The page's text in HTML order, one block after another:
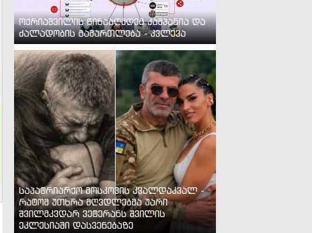
ოქრიაშვილის წინააღმდეგ კამპანია და
ძალადობის გამართლება - კვლევა
საპატრიარქო მოსკოვის კვალდაკვალ -
რატომ უთხრა მღვდლებმა უარი
შვილმკვდარ ვეტერანს შვილის
ეკლესიაში დასვენებაზე